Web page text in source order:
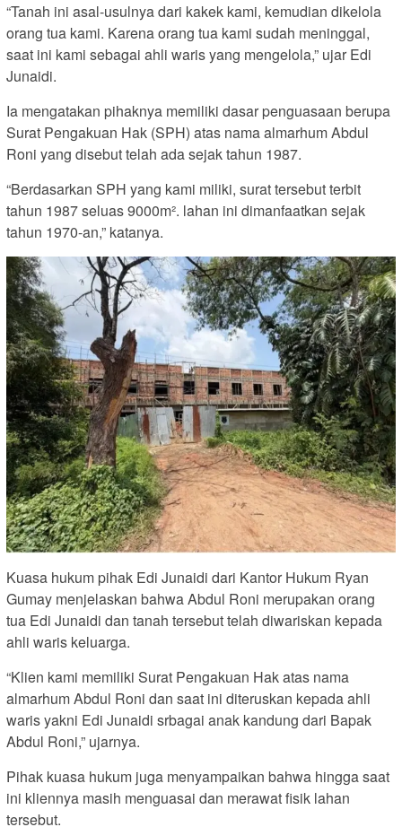
“Tanah ini asal-usulnya dari kakek kami, kemudian dikelola
orang tua kami. Karena orang tua kami sudah meninggal,
saat ini kami sebagai ahli waris yang mengelola,” ujar Edi
Junaidi.
Ia mengatakan pihaknya memiliki dasar penguasaan berupa
Surat Pengakuan Hak (SPH) atas nama almarhum Abdul
Roni yang disebut telah ada sejak tahun 1987.
“Berdasarkan SPH yang kami miliki, surat tersebut terbit
tahun 1987 seluas 9000m². lahan ini dimanfaatkan sejak
tahun 1970-an,” katanya.
Kuasa hukum pihak Edi Junaidi dari Kantor Hukum Ryan
Gumay menjelaskan bahwa Abdul Roni merupakan orang
tua Edi Junaidi dan tanah tersebut telah diwariskan kepada
ahli waris keluarga.
“Klien kami memiliki Surat Pengakuan Hak atas nama
almarhum Abdul Roni dan saat ini diteruskan kepada ahli
waris yakni Edi Junaidi srbagai anak kandung dari Bapak
Abdul Roni,” ujarnya.
Pihak kuasa hukum juga menyampaikan bahwa hingga saat
ini kliennya masih menguasai dan merawat fisik lahan
tersebut.